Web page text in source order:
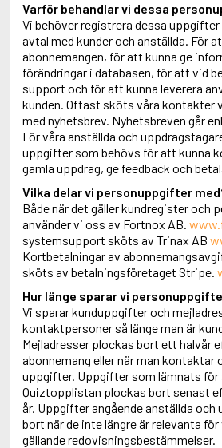
Varför behandlar vi dessa
Vi behöver registrera dessa
avtal med kunder och anställda. För
abonnemangen, för att kunna ge
förändringar i databasen, för att vid
support och för att kunna leverera
kunden. Oftast sköts våra kontakter
med nyhetsbrev. Nyhetsbreven går
För våra anställda och
uppgifter som behövs för att kunna
gamla uppdrag, ge feedback och
Vilka delar vi personuppgifter
Både när det gäller kundregister och
använder vi oss av Fortnox AB.
systemsupport sköts av Trinax AB
Kortbetalningar av
sköts av betalningsföretaget Stripe.
Hur länge sparar vi
Vi sparar kunduppgifter och
kontaktpersoner så länge man är
Mejladresser plockas bort ett halvår
abonnemang eller när man kontaktar
uppgifter. Uppgifter som lämnats för
Quiztopplistan plockas bort senast
år. Uppgifter angående anställda och
bort när de inte längre är relevanta
gällande redovisningsbestämmelser.